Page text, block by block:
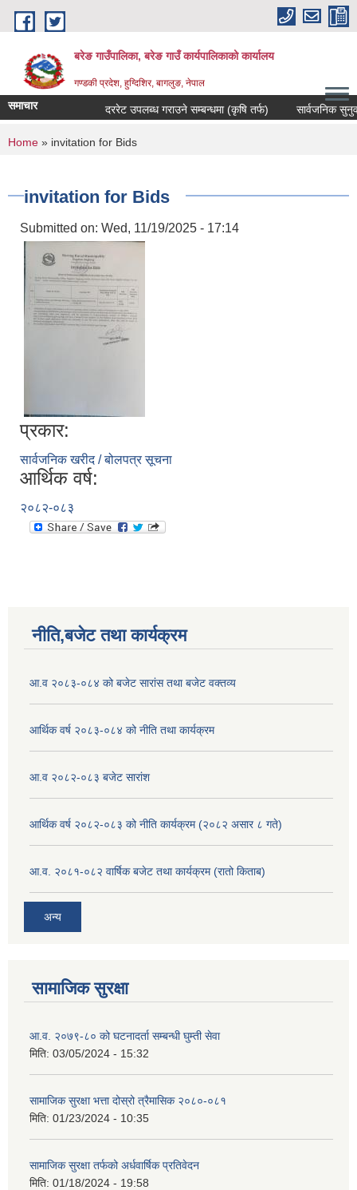
Skip to main content
बरेङ गाउँपालिका, बरेङ गाउँ कार्यपालिकाको कार्यालय
गण्डकी प्रदेश, हुग्दिशिर, बागलुङ, नेपाल
समाचार दररेट उपलब्ध गराउने सम्बन्धमा (कृषि तर्फ) सार्वजनिक सुनुवाइ
You are here
Home » invitation for Bids
invitation for Bids
Submitted on: Wed, 11/19/2025 - 17:14
प्रकार:
सार्वजनिक खरीद / बोलपत्र सूचना
आर्थिक वर्ष:
२०८२-०८३
नीति,बजेट तथा कार्यक्रम
आ.व २०८३-०८४ को बजेट सारांस तथा बजेट वक्तव्य
आर्थिक वर्ष २०८३-०८४ को नीति तथा कार्यक्रम
आ.व २०८२-०८३ बजेट सारांश
आर्थिक वर्ष २०८२-०८३ को नीति कार्यक्रम (२०८२ असार ८ गते)
आ.व. २०८१-०८२ वार्षिक बजेट तथा कार्यक्रम (रातो किताब)
अन्य
सामाजिक सुरक्षा
आ.व. २०७९-८० को घटनादर्ता सम्बन्धी घुम्ती सेवा
मिति: 03/05/2024 - 15:32
सामाजिक सुरक्षा भत्ता दोस्रो त्रैमासिक २०८०-०८१
मिति: 01/23/2024 - 10:35
सामाजिक सुरक्षा तर्फको अर्धवार्षिक प्रतिवेदन
मिति: 01/18/2024 - 19:58